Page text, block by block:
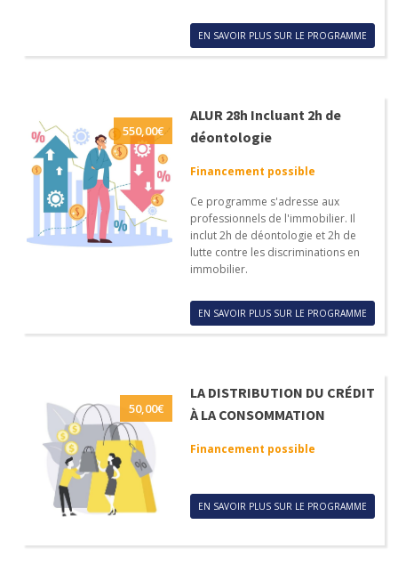
EN SAVOIR PLUS SUR LE PROGRAMME
550,00€
ALUR 28h Incluant 2h de
déontologie
Financement possible
Ce programme s'adresse aux
professionnels de l'immobilier. Il
inclut 2h de déontologie et 2h de
lutte contre les discriminations en
immobilier.
EN SAVOIR PLUS SUR LE PROGRAMME
50,00€
LA DISTRIBUTION DU CRÉDIT
À LA CONSOMMATION
Financement possible
EN SAVOIR PLUS SUR LE PROGRAMME